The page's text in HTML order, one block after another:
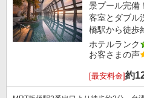
景プール完備
客室とダブル
橋駅から徒歩
ホテルランク
お客さまの声
[最安料金]約